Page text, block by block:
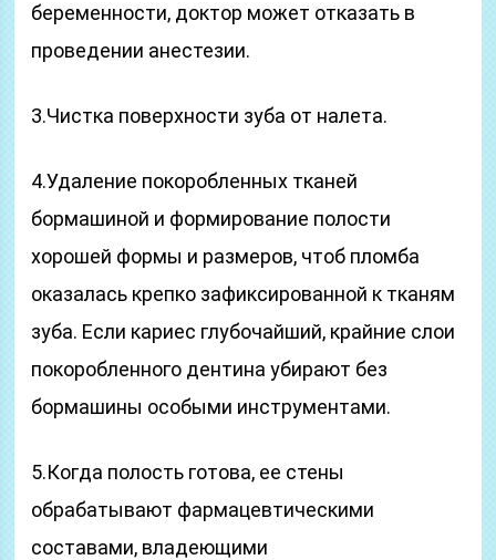
беременности, доктор может отказать в
проведении анестезии.
3.Чистка поверхности зуба от налета.
4.Удаление покоробленных тканей
бормашиной и формирование полости
хорошей формы и размеров, чтоб пломба
оказалась крепко зафиксированной к тканям
зуба. Если кариес глубочайший, крайние слои
покоробленного дентина убирают без
бормашины особыми инструментами.
5.Когда полость готова, ее стены
обрабатывают фармацевтическими
составами, владеющими